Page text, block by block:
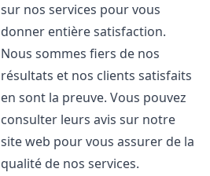
sur nos services pour vous
donner entière satisfaction.
Nous sommes fiers de nos
résultats et nos clients satisfaits
en sont la preuve. Vous pouvez
consulter leurs avis sur notre
site web pour vous assurer de la
qualité de nos services.